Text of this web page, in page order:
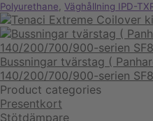
Polyurethane Väghållning IPD-
Bussningar tvärstag (
140/200/700/900-serien
Product categories
Presentkort
Stötdämpare